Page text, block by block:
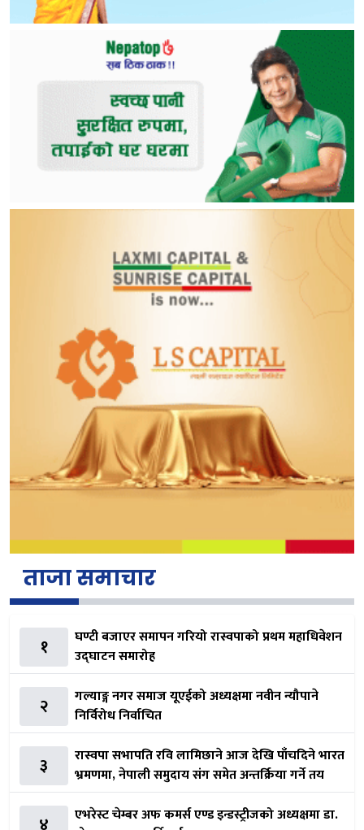
ताजा समाचार
१
घण्टी बजाएर समापन गरियो रास्वपाको प्रथम महाधिवेशन
उद्घाटन समारोह
२
गल्याङ्ग नगर समाज यूएईको अध्यक्षमा नवीन न्यौपाने
निर्विरोध निर्वाचित
३
रास्वपा सभापति रवि लामिछाने आज देखि पाँचदिने भारत
भ्रमणमा, नेपाली समुदाय संग समेत अन्तर्क्रिया गर्ने तय
एभरेस्ट चेम्बर अफ कमर्स एण्ड इन्डस्ट्रीजको अध्यक्षमा डा.